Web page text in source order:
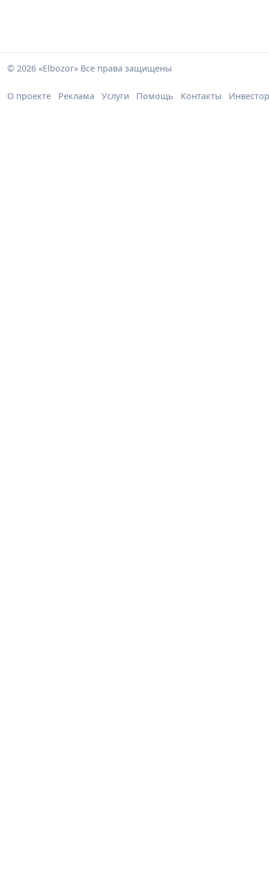
© 2026 «Elbozor» Все права защищены
О проекте Реклама Услуги Помощь Контакты